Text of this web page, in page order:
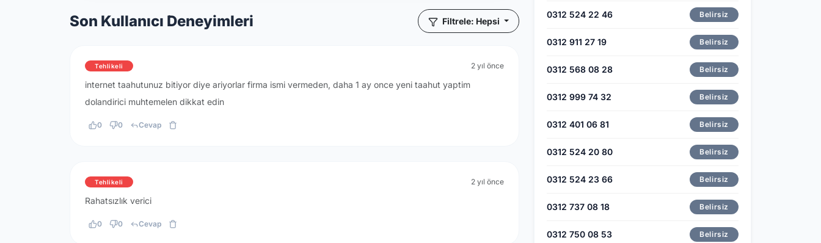
Son Kullanıcı Deneyimleri Filtrele: Hepsi
Tehlikeli 2 yıl önce
internet taahutunuz bitiyor diye ariyorlar firma ismi vermeden, daha 1 ay once yeni taahut yaptim
dolandirici muhtemelen dikkat edin
0 0 Cevap
Tehlikeli 2 yıl önce
Rahatsızlık verici
0 0 Cevap
0312 524 22 46 Belirsiz
0312 911 27 19 Belirsiz
0312 568 08 28 Belirsiz
0312 999 74 32 Belirsiz
0312 401 06 81 Belirsiz
0312 524 20 80 Belirsiz
0312 524 23 66 Belirsiz
0312 737 08 18 Belirsiz
0312 750 08 53 Belirsiz